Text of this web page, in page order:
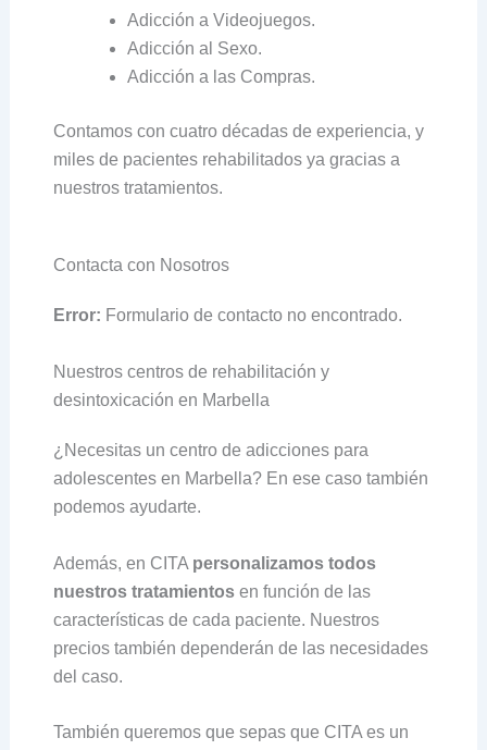
Adicción a Videojuegos.
Adicción al Sexo.
Adicción a las Compras.
Contamos con cuatro décadas de experiencia, y
miles de pacientes rehabilitados ya gracias a
nuestros tratamientos.
Contacta con Nosotros
Error: Formulario de contacto no encontrado.
Nuestros centros de rehabilitación y
desintoxicación en Marbella
¿Necesitas un centro de adicciones para
adolescentes en Marbella? En ese caso también
podemos ayudarte.
Además, en CITA personalizamos todos
nuestros tratamientos en función de las
características de cada paciente. Nuestros
precios también dependerán de las necesidades
del caso.
También queremos que sepas que CITA es un